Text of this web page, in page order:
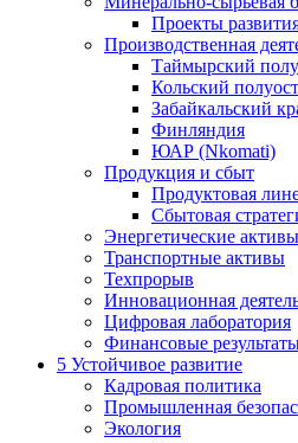
Проекты
Производственная
Таймырский
Кольский
Забайкальский
Финляндия
ЮАР (Nkomati)
Продукция и сбыт
Продуктовая
Сбытовая
Энергетические активы
Транспортные активы
Техпрорыв
Инновационная
Цифровая лаборатория
Финансовые
5 Устойчивое развитие
Кадровая политика
Промышленная
Экология